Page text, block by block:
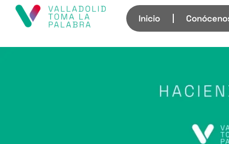
Inicio